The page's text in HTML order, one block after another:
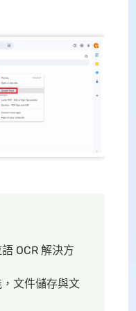
OCR 解決方
文件儲存與文